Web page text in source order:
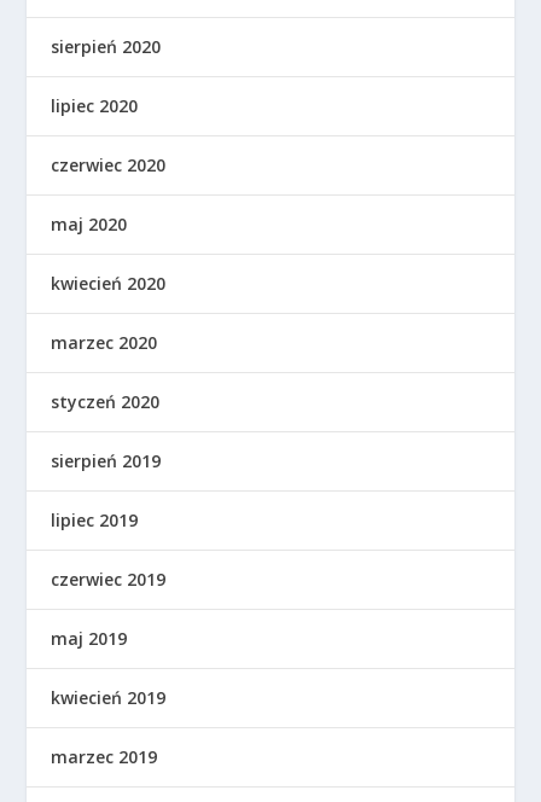
sierpień 2020
lipiec 2020
czerwiec 2020
maj 2020
kwiecień 2020
marzec 2020
styczeń 2020
sierpień 2019
lipiec 2019
czerwiec 2019
maj 2019
kwiecień 2019
marzec 2019